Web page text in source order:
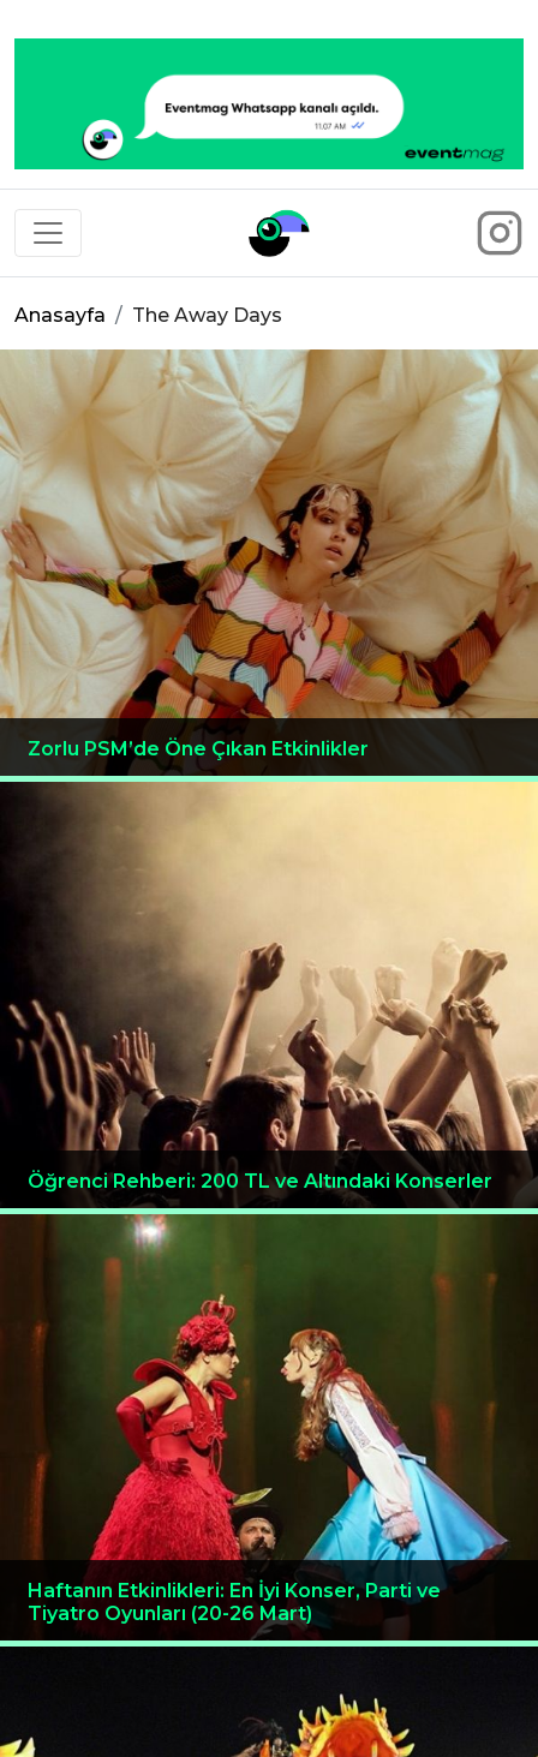
Eventmag
Anasayfa The Away Days
Zorlu PSM’de Öne Çıkan Etkinlikler
Öğrenci Rehberi: 200 TL ve Altındaki Konserler
Haftanın Etkinlikleri: En İyi Konser, Parti ve
Tiyatro Oyunları (20-26 Mart)